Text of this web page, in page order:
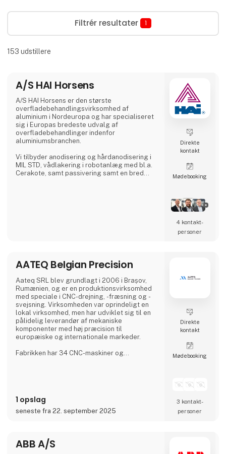
Filtrér resultater 1
153 udstillere
A/S HAI Horsens
A/S HAI Horsens er den største
overfladebehandlingsvirksomhed af
aluminium i Nordeuropa og har specialiseret
sig i Europas bredeste udvalg af
overfladebehandlinger indenfor
aluminiumsbranchen.
Vi tilbyder anodisering og hårdanodisering i
MIL STD, vådlakering i robotanlæg med bl.a.
Cerakote, samt passivering samt en bred
Direkte
kontakt
Møde­booking
4 kontakt­
personer
AATEQ Belgian Precision
Aateq SRL blev grundlagt i 2006 i Brașov,
Rumænien, og er en produktionsvirksomhed
med speciale i CNC-drejning, -fræsning og -
svejsning. Virksomheden var oprindeligt en
lokal virksomhed, men har udviklet sig til en
pålidelig leverandør af mekaniske
komponenter med høj præcision til
europæiske og internationale markeder.
Fabrikken har 34 CNC-maskiner og
forskellige materialer, herunder stål, rustfrit
stål, aluminium, bronze og teknisk plast. Tjene
1 opslag
seneste fra 22. september 2025
Direkte
kontakt
Møde­booking
3 kontakt­
personer
ABB A/S